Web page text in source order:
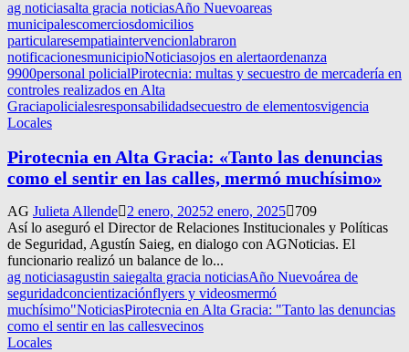
ag noticiasalta gracia noticiasAño Nuevoareas
municipalescomerciosdomicilios
particularesempatiaintervencionlabraron
notificacionesmunicipioNoticiasojos en alertaordenanza
9900personal policialPirotecnia: multas y secuestro de mercadería en
controles realizados en Alta
Graciapolicialesresponsabilidadsecuestro de elementosvigencia
Locales
Pirotecnia en Alta Gracia: «Tanto las denuncias
como el sentir en las calles, mermó muchísimo»
AG Julieta Allende 2 enero, 20252 enero, 2025
709
Así lo aseguró el Director de Relaciones Institucionales y Políticas
de Seguridad, Agustín Saieg, en dialogo con AGNoticias. El
funcionario realizó un balance de lo...
ag noticiasagustin saiegalta gracia noticiasAño Nuevoárea de
seguridadconcientizaciónflyers y videosmermó
muchísimo"NoticiasPirotecnia en Alta Gracia: "Tanto las denuncias
como el sentir en las callesvecinos
Locales